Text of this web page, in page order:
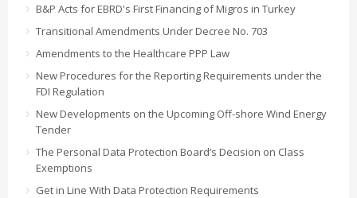
B&P Acts for EBRD's First Financing of Migros in Turkey
Transitional Amendments Under Decree No. 703
Amendments to the Healthcare PPP Law
New Procedures for the Reporting Requirements under the
FDI Regulation
New Developments on the Upcoming Off-shore Wind Energy
Tender
The Personal Data Protection Board’s Decision on Class
Exemptions
Get in Line With Data Protection Requirements